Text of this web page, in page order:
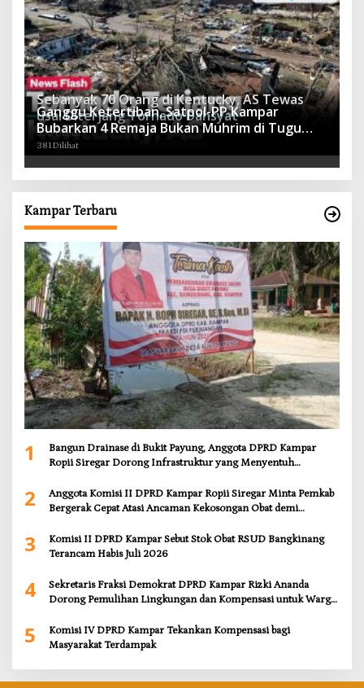
Sebanyak 70 Orang di Kentucky, AS Tewas
usai Diterjang Tornado Dahsyat
395 Dilihat
Ganggu Ketertiban, Satpol-PP Kampar
Bubarkan 4 Remaja Bukan Muhrim di Tugu
Batu Hitam dan Tigo Tungku Sajoangan
381 Dilihat
Kampar Terbaru
1
Bangun Drainase di Bukit Payung, Anggota DPRD Kampar
Ropii Siregar Dorong Infrastruktur yang Menyentuh
2
Anggota Komisi II DPRD Kampar Ropii Siregar Minta Pemkab
Bergerak Cepat Atasi Ancaman Kekosongan Obat demi
3
Komisi II DPRD Kampar Sebut Stok Obat RSUD Bangkinang
Terancam Habis Juli 2026
4
Sekretaris Fraksi Demokrat DPRD Kampar Rizki Ananda
Dorong Pemulihan Lingkungan dan Kompensasi untuk Warga
5
Komisi IV DPRD Kampar Tekankan Kompensasi bagi
Masyarakat Terdampak